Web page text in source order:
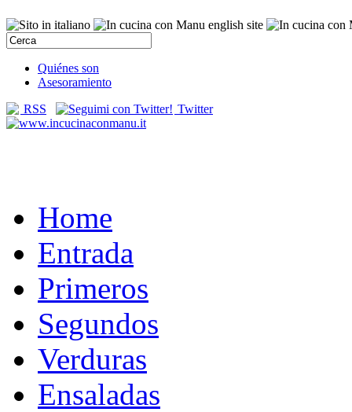
Quiénes son
Asesoramiento
RSS
Twitter
Home
Entrada
Primeros
Segundos
Verduras
Ensaladas